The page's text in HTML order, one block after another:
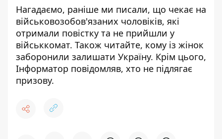
Нагадаємо, раніше ми писали, що чекає на
військовозобов'язаних чоловіків, які
отримали повістку та не прийшли у
військкомат. Також читайте, кому із жінок
заборонили залишати Україну. Крім цього,
Інформатор повідомляв, хто не підлягає
призову.